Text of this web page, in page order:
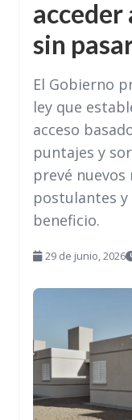
acceder
sin
El Gobierno
ley que
acceso
puntajes y
prevé
postulantes y
beneficio.
29 de junio, 2026